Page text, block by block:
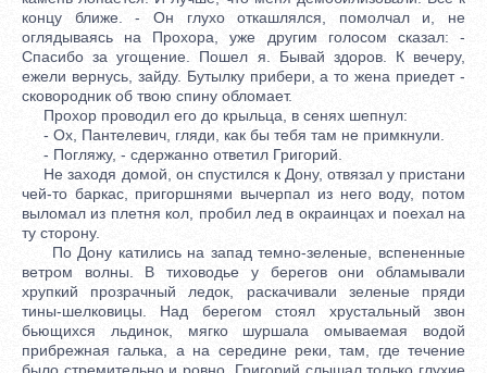
концу ближе. - Он глухо откашлялся, помолчал и, не
оглядываясь на Прохора, уже другим голосом сказал: -
Спасибо за угощение. Пошел я. Бывай здоров. К вечеру,
ежели вернусь, зайду. Бутылку прибери, а то жена приедет -
сковородник об твою спину обломает.
Прохор проводил его до крыльца, в сенях шепнул:
- Ох, Пантелевич, гляди, как бы тебя там не примкнули.
- Погляжу, - сдержанно ответил Григорий.
Не заходя домой, он спустился к Дону, отвязал у пристани
чей-то баркас, пригоршнями вычерпал из него воду, потом
выломал из плетня кол, пробил лед в окраинцах и поехал на
ту сторону.
По Дону катились на запад темно-зеленые, вспененные
ветром волны. В тиховодье у берегов они обламывали
хрупкий прозрачный ледок, раскачивали зеленые пряди
тины-шелковицы. Над берегом стоял хрустальный звон
бьющихся льдинок, мягко шуршала омываемая водой
прибрежная галька, а на середине реки, там, где течение
было стремительно и ровно, Григорий слышал только глухие